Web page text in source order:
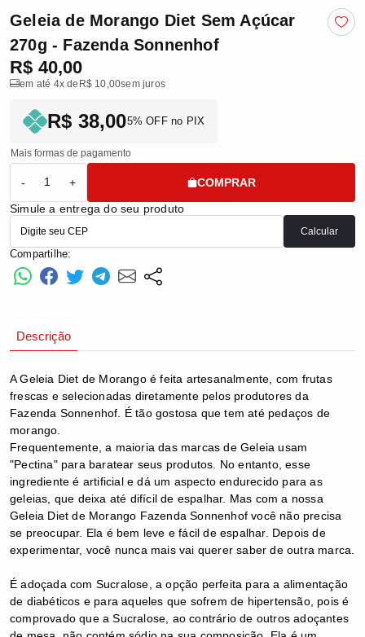
Geleia de Morango Diet Sem Açúcar
270g - Fazenda Sonnenhof
R$ 40,00
em até 4x de R$ 10,00sem juros
R$ 38,005% OFF no PIX
Mais formas de pagamento
- +
COMPRAR
Simule a entrega do seu produto
Calcular
Compartilhe:
Descrição
A Geleia Diet de Morango é feita artesanalmente, com frutas
frescas e selecionadas diretamente pelos produtores da
Fazenda Sonnenhof. É tão gostosa que tem até pedaços de
morango.
Frequentemente, a maioria das marcas de Geleia usam
"Pectina" para baratear seus produtos. No entanto, esse
ingrediente é artificial e dá um aspecto endurecido para as
geleias, que deixa até difícil de espalhar. Mas com a nossa
Geleia Diet de Morango Fazenda Sonnenhof você não precisa
se preocupar. Ela é bem leve e fácil de espalhar. Depois de
experimentar, você nunca mais vai querer saber de outra marca.
É adoçada com Sucralose, a opção perfeita para a alimentação
de diabéticos e para aqueles que sofrem de hipertensão, pois é
comprovado que a Sucralose, ao contrário de outros adoçantes